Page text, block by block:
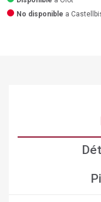
No disponible a